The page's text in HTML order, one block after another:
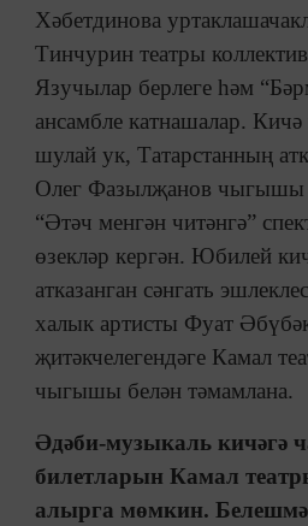
Хәбетдинова
Тинчурин театры
Язучылар берлеге һәм
ансамбле катнашалар.
шулай ук, Татарстанның
Олег Фазылҗанов чыгышы
“Әтәч менгән читәнгә”
өзекләр кергән. Юбилей
атказанган сәнгать
халык артисты Фуат
җитәкчелегендәге Камал
чыгышы белән тәмамлана.
Әдәби-музыкаль кичәгә
билетларын Камал
алырга мөмкин.